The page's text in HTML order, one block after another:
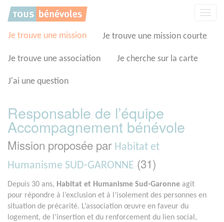
Je trouve une mission Je trouve une mission courte
Je trouve une association Je cherche sur la carte
J'ai une question
Responsable de l’équipe
Accompagnement bénévole
Mission proposée par Habitat et
Humanisme SUD-GARONNE (31)
Depuis 30 ans, Habitat et Humanisme Sud-Garonne agit
pour répondre à l’exclusion et à l’isolement des personnes en
situation de précarité. L’association œuvre en faveur du
logement, de l’insertion et du renforcement du lien social,
Panneau de gestion des cookies